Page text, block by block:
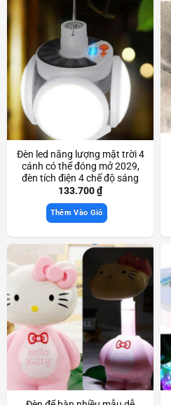
Đèn led năng lượng mặt trời 4
cánh có thể đóng mở 2029,
đèn tích điện 4 chế độ sáng
Scd3590
133.700₫
Thêm Vào Giỏ